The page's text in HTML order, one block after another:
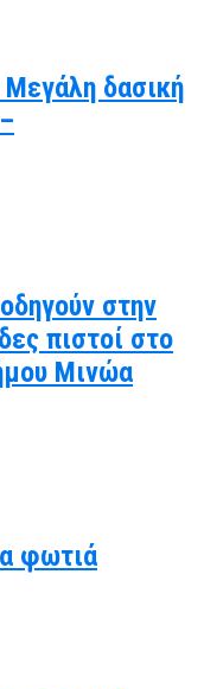
δασική
στην
πιστοί στο
Μινώα
φωτιά